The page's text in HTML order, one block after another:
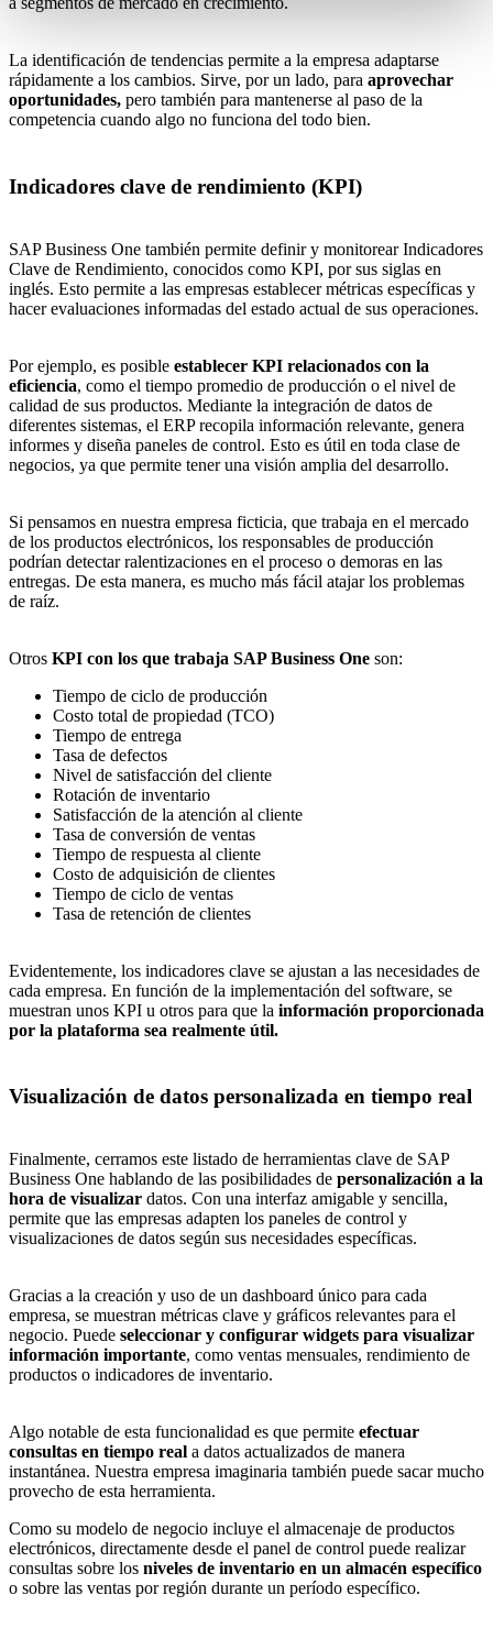
La identificación de tendencias permite a la empresa adaptarse
rápidamente a los cambios. Sirve, por un lado, para aprovechar
oportunidades, pero también para mantenerse al paso de la
competencia cuando algo no funciona del todo bien.
Indicadores clave de rendimiento (KPI)
SAP Business One también permite definir y monitorear Indicadores
Clave de Rendimiento, conocidos como KPI, por sus siglas en
inglés. Esto permite a las empresas establecer métricas específicas y
hacer evaluaciones informadas del estado actual de sus operaciones.
Por ejemplo, es posible establecer KPI relacionados con la
eficiencia, como el tiempo promedio de producción o el nivel de
calidad de sus productos. Mediante la integración de datos de
diferentes sistemas, el ERP recopila información relevante, genera
informes y diseña paneles de control. Esto es útil en toda clase de
negocios, ya que permite tener una visión amplia del desarrollo.
Si pensamos en nuestra empresa ficticia, que trabaja en el mercado
de los productos electrónicos, los responsables de producción
podrían detectar ralentizaciones en el proceso o demoras en las
entregas. De esta manera, es mucho más fácil atajar los problemas
de raíz.
Otros KPI con los que trabaja SAP Business One son:
Tiempo de ciclo de producción
Costo total de propiedad (TCO)
Tiempo de entrega
Tasa de defectos
Nivel de satisfacción del cliente
Rotación de inventario
Satisfacción de la atención al cliente
Tasa de conversión de ventas
Tiempo de respuesta al cliente
Costo de adquisición de clientes
Tiempo de ciclo de ventas
Tasa de retención de clientes
Evidentemente, los indicadores clave se ajustan a las necesidades de
cada empresa. En función de la implementación del software, se
muestran unos KPI u otros para que la información proporcionada
por la plataforma sea realmente útil.
Visualización de datos personalizada en tiempo real
Finalmente, cerramos este listado de herramientas clave de SAP
Business One hablando de las posibilidades de personalización a la
hora de visualizar datos. Con una interfaz amigable y sencilla,
permite que las empresas adapten los paneles de control y
visualizaciones de datos según sus necesidades específicas.
Gracias a la creación y uso de un dashboard único para cada
empresa, se muestran métricas clave y gráficos relevantes para el
negocio. Puede seleccionar y configurar widgets para visualizar
información importante, como ventas mensuales, rendimiento de
productos o indicadores de inventario.
Algo notable de esta funcionalidad es que permite efectuar
consultas en tiempo real a datos actualizados de manera
instantánea. Nuestra empresa imaginaria también puede sacar mucho
provecho de esta herramienta.
Como su modelo de negocio incluye el almacenaje de productos
electrónicos, directamente desde el panel de control puede realizar
consultas sobre los niveles de inventario en un almacén específico
o sobre las ventas por región durante un período específico.